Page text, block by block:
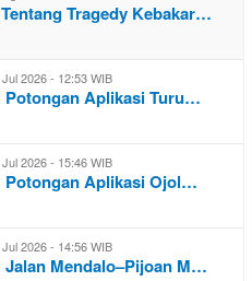
Tragedy Kebakar…
Jul 2026 - 12:53 WIB
Potongan Aplikasi Turu…
2026 - 15:46 WIB
Potongan Aplikasi Ojol…
2026 - 14:56 WIB
Jalan Mendalo–Pijoan M…